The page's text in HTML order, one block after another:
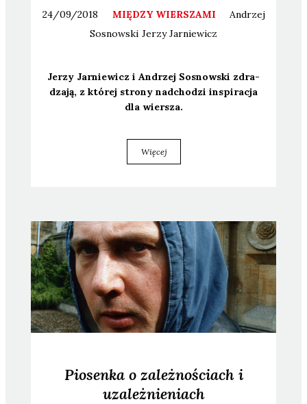
24/09/2018 MIĘDZY WIERSZAMI
Andrzej
Sosnowski JerzyJarniewicz
Jerzy Jar­nie­wicz i Andrzej Sosnow­ski zdra­
dza­ją, z któ­rej stro­ny nad­cho­dzi inspi­ra­cja
dla wier­sza.
Więcej
Piosenka o zależnościach i
uzależnieniach